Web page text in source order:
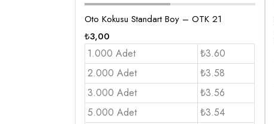
Oto Kokusu Standart Boy – OTK 21
₺3,00
1.000 Adet
₺3.60
2.000 Adet
₺3.58
3.000 Adet
₺3.56
5.000 Adet
₺3.54